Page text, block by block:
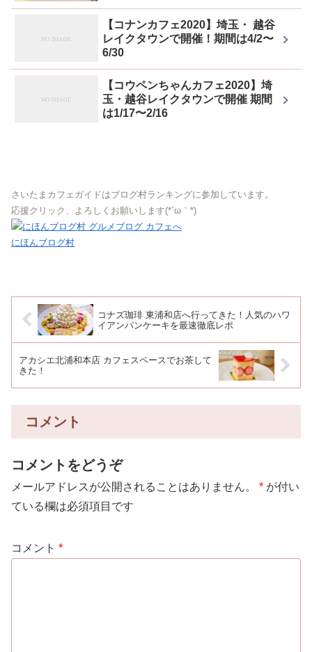
【コナンカフェ2020】埼玉・ 越谷
レイクタウンで開催！期間は4/2〜
6/30
【コウペンちゃんカフェ2020】埼
玉・越谷レイクタウンで開催 期間
は1/17〜2/16
さいたまカフェガイドはブログ村ランキングに参加しています。
応援クリック、よろしくお願いします(*´ω｀*)
にほんブログ村
コナズ珈琲 東浦和店へ行ってきた！人気のハワ
イアンパンケーキを最速徹底レポ
アカシエ北浦和本店 カフェスペースでお茶して
きた！
コメント
コメントをどうぞ
メールアドレスが公開されることはありません。 * が付い
ている欄は必須項目です
コメント *